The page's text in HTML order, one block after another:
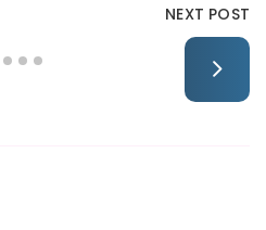
NEXT POST